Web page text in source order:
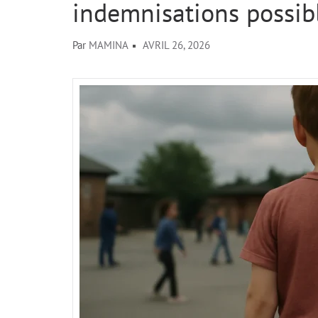
indemnisations
Par MAMINA AVRIL 26, 2026